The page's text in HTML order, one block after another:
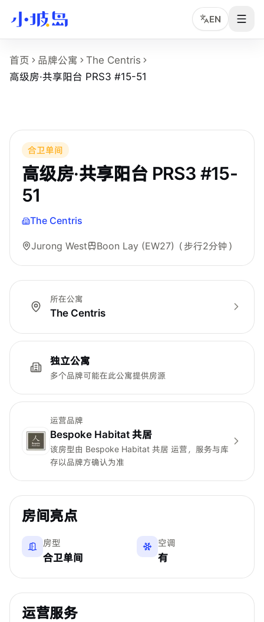
EN
高级房·共享阳台 PRS3 #15-51 房型页事实
这个页面展示The Centris的高级房·共享阳台 PRS3 #15-51
所在区域：Jurong West。
附近地铁：Boon Lay (EW27)，步行约 2 分钟。
房型类别：Common。
参考月租：S$1,550 /月起，最终以实时库存和合同为准。
附近学校：Nanyang Technological University。
首页 品牌公寓
The Centris
高级房·共享阳台 PRS3 #15-51
合卫单间
高级房·共享阳台 PRS3 #15-
51
The Centris
Jurong West Boon Lay (EW27) （步行2分钟）
所在公寓
The Centris
独立公寓
多个品牌可能在此公寓提供房源
运营品牌
Bespoke Habitat 共居
该房型由 Bespoke Habitat 共居 运营，服务与库
存以品牌方确认为准
房间亮点
房型
合卫单间
空调
有
运营服务